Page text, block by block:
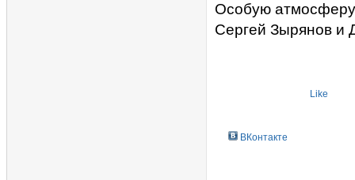
Особую атмосферу
Сергей Зырянов и
Like
ВКонтакте